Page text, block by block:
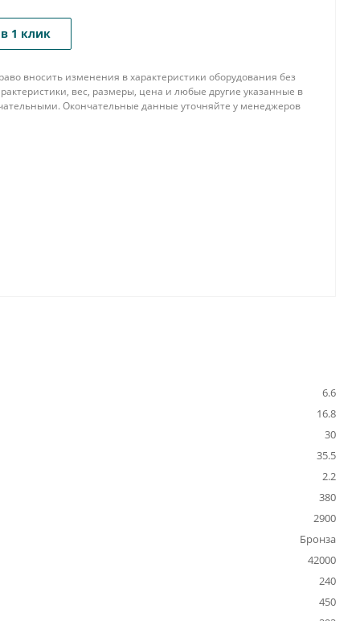
1 клик
вносить изменения в характеристики оборудования без
вес, размеры, цена и любые другие указанные в
Окончательные данные уточняйте у менеджеров
6.6
16.8
30
35.5
2.2
380
2900
Бронза
42000
240
450